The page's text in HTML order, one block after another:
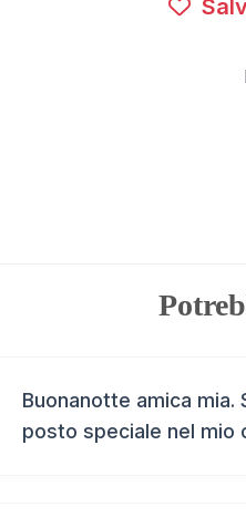
Buonanotte amica mia.
posto speciale nel mio